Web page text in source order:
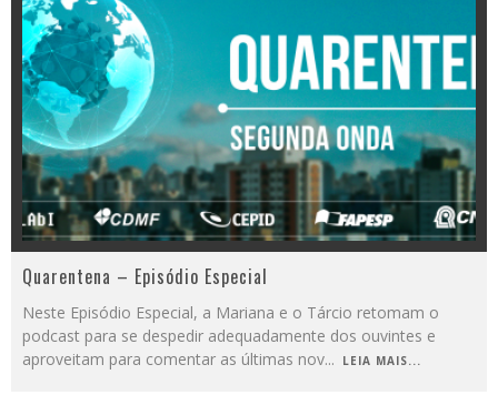
Quarentena – Episódio Especial
Neste Episódio Especial, a Mariana e o Tárcio retomam o
podcast para se despedir adequadamente dos ouvintes e
aproveitam para comentar as últimas nov... LEIA MAIS...